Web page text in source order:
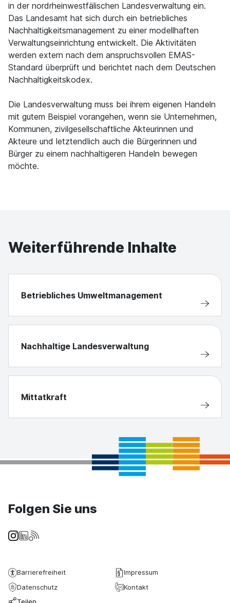
in der nordrheinwestfälischen Landesverwaltung ein.
Das Landesamt hat sich durch ein betriebliches
Nachhaltigkeitsmanagement zu einer modellhaften
Verwaltungseinrichtung entwickelt. Die Aktivitäten
werden extern nach dem anspruchsvollen EMAS-
Standard überprüft und berichtet nach dem Deutschen
Nachhaltigkeitskodex.
Die Landesverwaltung muss bei ihrem eigenen Handeln
mit gutem Beispiel vorangehen, wenn sie Unternehmen,
Kommunen, zivilgesellschaftliche Akteurinnen und
Akteure und letztendlich auch die Bürgerinnen und
Bürger zu einem nachhaltigeren Handeln bewegen
möchte.
Weiterführende Inhalte
Betriebliches Umweltmanagement
Nachhaltige Landesverwaltung
Mittatkraft
Folgen Sie uns
Barrierefreiheit
Impressum
Datenschutz
Kontakt
Teilen